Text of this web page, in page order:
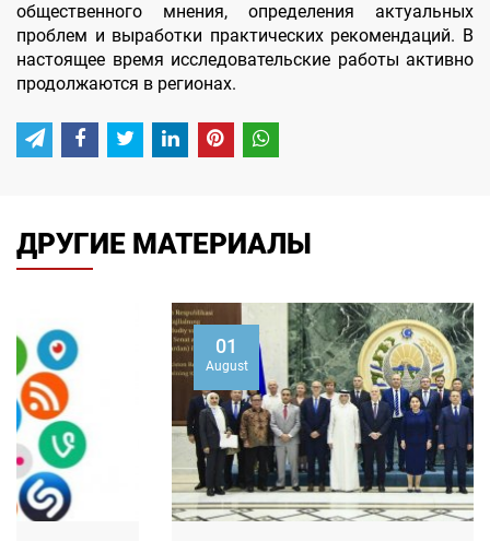
общественного мнения, определения актуальных
проблем и выработки практических рекомендаций. В
настоящее время исследовательские работы активно
продолжаются в регионах.
ДРУГИЕ МАТЕРИАЛЫ
01
August